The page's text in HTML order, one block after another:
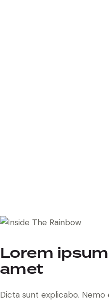
Lorem
amet
Dicta sunt explicabo.